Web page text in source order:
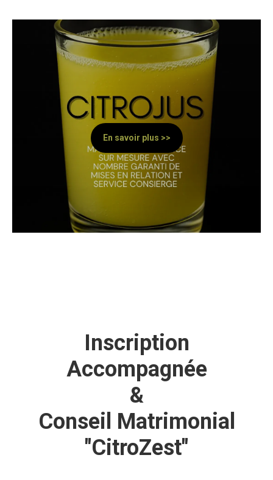
En savoir plus >>
Inscription
Accompagnée
&
Conseil Matrimonial
"CitroZest"